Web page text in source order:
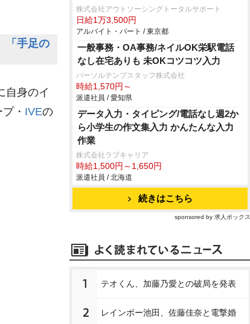
「手足の
自身のイ
・ IVEの
株式会社アウトソーシングトータルサポート
日給1万3,500円
アルバイト・パート / 東京都
一般事務・OA事務/ネイルOK栄駅電話
なし在宅ありも 未OKコツコツ入力
パーソルテンプスタッフ株式会社
時給1,570円～
派遣社員 / 愛知県
データ入力・タイピング/電話なし週2か
ら小学生の作文集入力 かんたんな入力
作業
株式会社ラブキャリア
時給1,500円～1,650円
派遣社員 / 北海道
続きはこちら
sponsored by 求人ボックス
1 テオくん、加藤乃愛との破局を発表
2 レインボー池田、佐藤佳奈と電撃婚